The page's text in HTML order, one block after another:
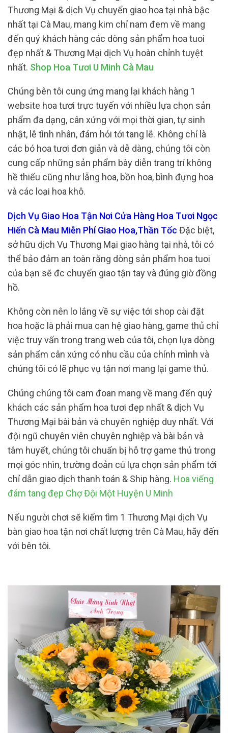
Thương Mại & dịch Vụ chuyển giao hoa tại nhà bậc
nhất tại Cà Mau, mang kim chỉ nam đem về mang
đến quý khách hàng các dòng sản phẩm hoa tuoi
đẹp nhất & Thương Mại dịch Vụ hoàn chỉnh tuyệt
nhất. Shop Hoa Tươi U Minh Cà Mau
Chúng bên tôi cung ứng mang lại khách hàng 1
website hoa tươi trực tuyến với nhiều lựa chọn sản
phẩm đa dạng, cân xứng với mọi thời gian, tự sinh
nhật, lễ tình nhân, đám hỏi tới tang lễ. Không chỉ là
các bó hoa tươi đơn giản và dễ dàng, chúng tôi còn
cung cấp những sản phẩm bày diễn trang trí không
hề thiếu cũng như lẵng hoa, bồn hoa, bình đựng hoa
và các loại hoa khô.
Dịch Vụ Giao Hoa Tận Nơi Cửa Hàng Hoa Tươi Ngọc
Hiển Cà Mau Miễn Phí Giao Hoa,Thần Tốc Đặc biệt,
sở hữu dịch Vụ Thương Mại giao hàng tại nhà, tôi có
thể bảo đảm an toàn rằng dòng sản phẩm hoa tuoi
của bạn sẽ đc chuyển giao tận tay và đúng giờ đồng
hồ.
Không còn nên lo lắng về sự việc tới shop cài đặt
hoa hoặc là phải mua can hệ giao hàng, game thủ chỉ
việc truy vấn trong trang web của tôi, chọn lựa dòng
sản phẩm cân xứng có nhu cầu của chính mình và
chúng tôi có lẽ phục vụ tận nơi mang lại game thủ.
Chúng chúng tôi cam đoan mang về mang đến quý
khách các sản phẩm hoa tươi đẹp nhất & dịch Vụ
Thương Mại bài bản và chuyên nghiệp duy nhất. Với
đội ngũ chuyên viên chuyên nghiệp và bài bản và
tâm huyết, chúng tôi chuẩn bị hỗ trợ game thủ trong
mọi góc nhìn, trường đoản cú lựa chọn sản phẩm tới
chỉ dẫn giao dịch thanh toán & Ship hàng. Hoa viếng
đám tang đẹp Chợ Đội Một Huyện U Minh
Nếu người chơi sẽ kiếm tìm 1 Thương Mại dịch Vụ
bàn giao hoa tận nơi chất lượng trên Cà Mau, hãy đến
với bên tôi.